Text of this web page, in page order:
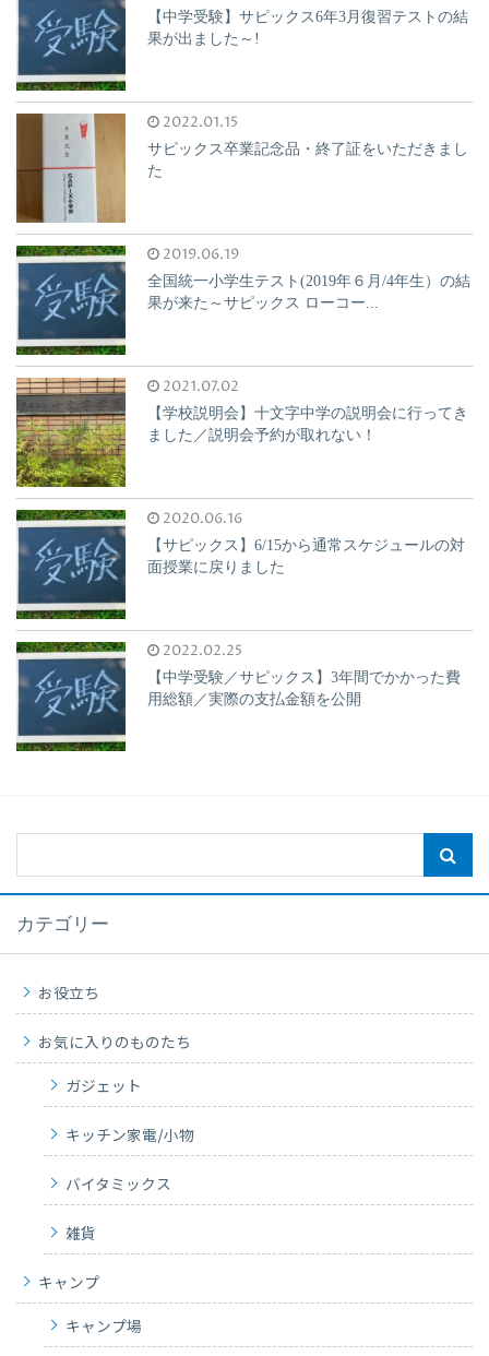
【中学受験】サピックス6年3月復習テストの結
果が出ました～!
2022.01.15
サピックス卒業記念品・終了証をいただきまし
た
2019.06.19
全国統一小学生テスト(2019年６月/4年生）の結
果が来た～サピックス ローコー...
2021.07.02
【学校説明会】十文字中学の説明会に行ってき
ました／説明会予約が取れない！
2020.06.16
【サピックス】6/15から通常スケジュールの対
面授業に戻りました
2022.02.25
【中学受験／サピックス】3年間でかかった費
用総額／実際の支払金額を公開
カテゴリー
お役立ち
お気に入りのものたち
ガジェット
キッチン家電/小物
バイタミックス
雑貨
キャンプ
キャンプ場